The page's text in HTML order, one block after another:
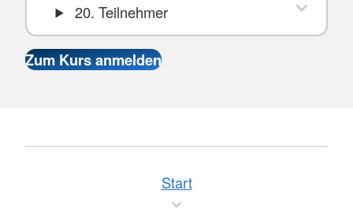
20. Teilnehmer
Start